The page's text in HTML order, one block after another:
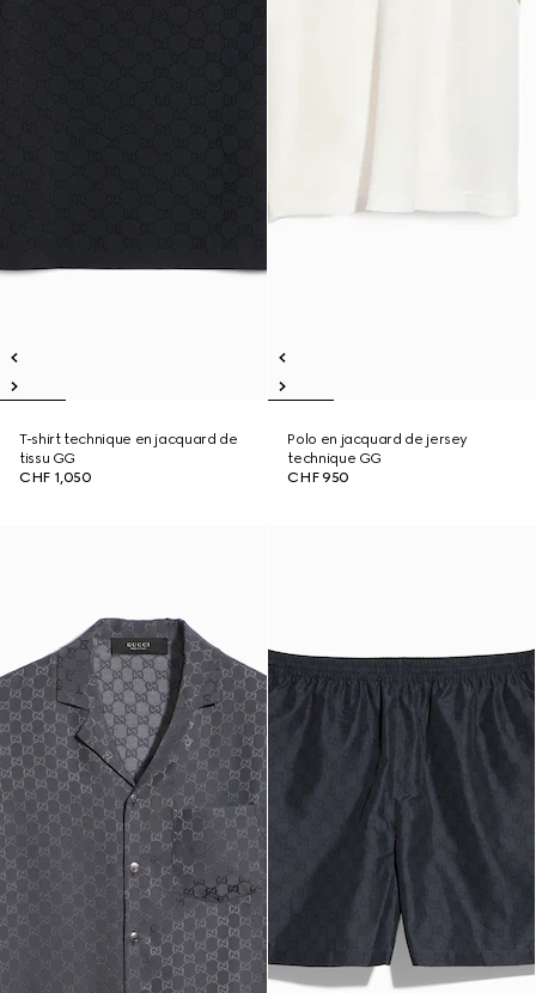
T-shirt technique en jacquard de
tissu GG
CHF 1,050
Polo en jacquard de jersey
technique GG
CHF 950